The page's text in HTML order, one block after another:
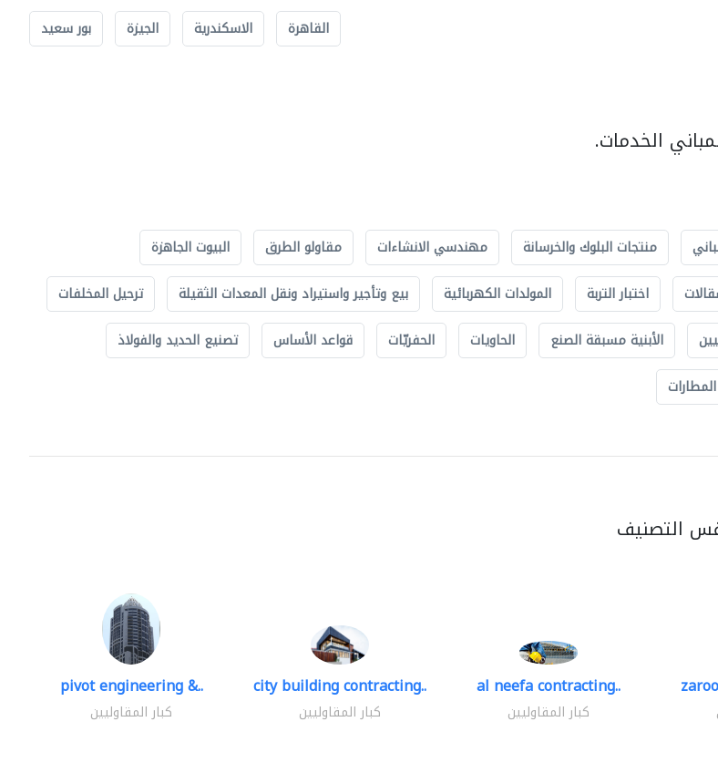
القاهرة الاسكندرية الجيزة بور سعيد
الخدمات.
منتجات البلوك والخرسانة مهندسي الانشاءات مقاولو الطرق
البيوت الجاهزة
اختبار التربة المولدات الكهربائية بيع وتأجير واستيراد ونقل المعدات الثقيلة
ترحيل المخلفات
الأبنية مسبقة الصنع الحاويات الحفريّات قواعد الأساس
تصنيع الحديد والفولاذ
التصنيف
pivot engineering &..
كبار المقاوليين
city building contracting..
كبار المقاوليين
al neefa contracting..
كبار المقاوليين